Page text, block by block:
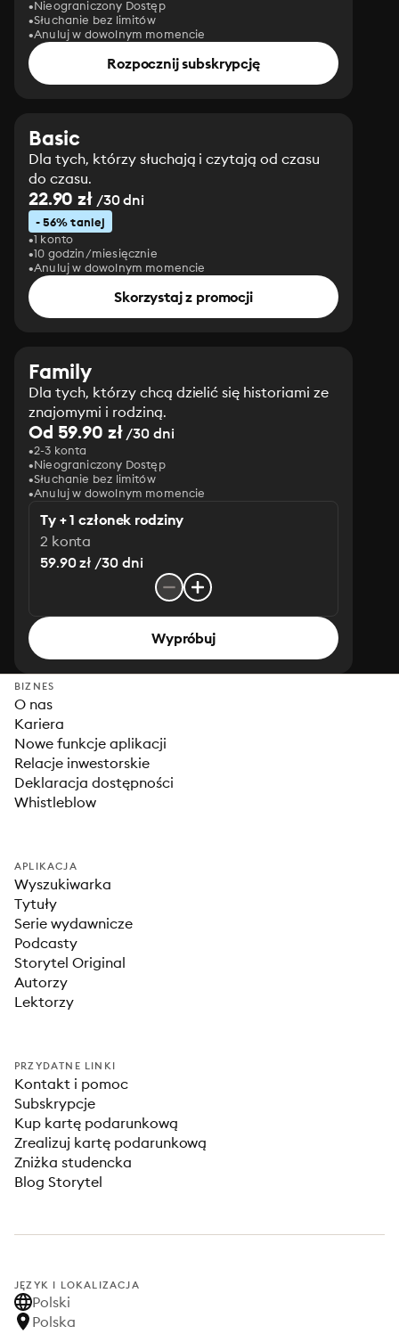
Nieograniczony Dostęp
Słuchanie bez limitów
Anuluj w dowolnym momencie
Rozpocznij subskrypcję
Basic
Dla tych, którzy słuchają i czytają od czasu
do czasu.
22.90 zł/30 dni
- 56% taniej
1 konto
10 godzin/miesięcznie
Anuluj w dowolnym momencie
Skorzystaj z promocji
Family
Dla tych, którzy chcą dzielić się historiami ze
znajomymi i rodziną.
Od 59.90 zł/30 dni
2-3 konta
Nieograniczony Dostęp
Słuchanie bez limitów
Anuluj w dowolnym momencie
Ty + 1 członek rodziny
2 konta
59.90 zł /30 dni
Wypróbuj
BIZNES
O nas
Kariera
Nowe funkcje aplikacji
Relacje inwestorskie
Deklaracja dostępności
Whistleblow
APLIKACJA
Wyszukiwarka
Tytuły
Serie wydawnicze
Podcasty
Storytel Original
Autorzy
Lektorzy
PRZYDATNE LINKI
Kontakt i pomoc
Subskrypcje
Kup kartę podarunkową
Zrealizuj kartę podarunkową
Zniżka studencka
Blog Storytel
JĘZYK I LOKALIZACJA
Polski
Polska